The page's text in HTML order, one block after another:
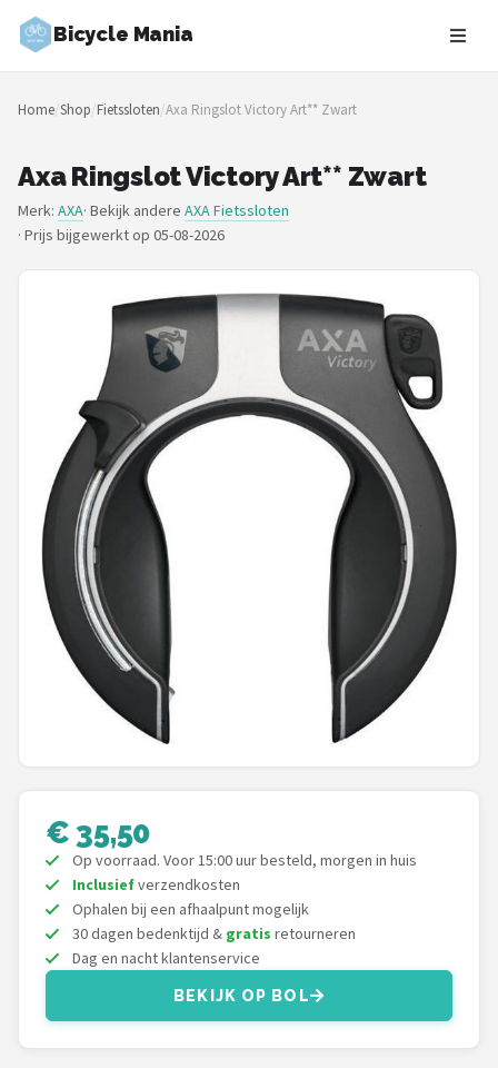
Bicycle Mania
Zoeken
NAVIGATIE
Merken
Blog
Fietsroutes
Kinderfietsen
Stadsfietsen
Elektrische fietsen
Mountainbikes
Shop
POPULAIRE MERKEN
Basil
ABUS
AXA
New Looxs
BBB Cycling
Home/Shop/Fietssloten/Axa Ringslot Victory Art** Zwart
Axa Ringslot Victory Art** Zwart
Merk: AXA· Bekijk andere AXA Fietssloten
· Prijs bijgewerkt op 05-08-2026
€ 35,50
Op voorraad. Voor 15:00 uur besteld, morgen in huis
Inclusiefverzendkosten
Ophalen bij een afhaalpunt mogelijk
30 dagen bedenktijd & gratis retourneren
Dag en nacht klantenservice
BEKIJK OP BOL